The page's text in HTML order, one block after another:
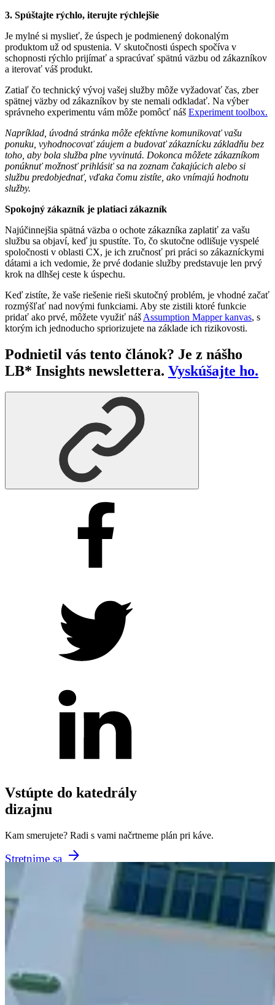
3. Spúštajte rýchlo, iterujte rýchlejšie
Je mylné si myslieť, že úspech je podmienený dokonalým
produktom už od spustenia. V skutočnosti úspech spočíva v
schopnosti rýchlo prijímať a spracúvať spätnú väzbu od zákazníkov
a iterovať váš produkt.
Zatiaľ čo technický vývoj vašej služby môže vyžadovať čas, zber
spätnej väzby od zákazníkov by ste nemali odkladať. Na výber
správneho experimentu vám môže pomôcť náš Experiment toolbox.
Napríklad, úvodná stránka môže efektívne komunikovať vašu
ponuku, vyhodnocovať záujem a budovať zákaznícku základňu bez
toho, aby bola služba plne vyvinutá. Dokonca môžete zákazníkom
ponúknuť možnosť prihlásiť sa na zoznam čakajúcich alebo si
službu predobjednať, vďaka čomu zistíte, ako vnímajú hodnotu
služby.
Spokojný zákazník je platiaci zákazník
Najúčinnejšia spätná väzba o ochote zákazníka zaplatiť za vašu
službu sa objaví, keď ju spustíte. To, čo skutočne odlišuje vyspelé
spoločnosti v oblasti CX, je ich zručnosť pri práci so zákazníckymi
dátami a ich vedomie, že prvé dodanie služby predstavuje len prvý
krok na dlhšej ceste k úspechu.
Keď zistíte, že vaše riešenie rieši skutočný problém, je vhodné začať
rozmýšľať nad novými funkciami. Aby ste zistili ktoré funkcie
pridať ako prvé, môžete využiť náš Assumption Mapper kanvas, s
ktorým ich jednoducho spriorizujete na základe ich rizikovosti.
Podnietil vás tento článok? Je z nášho
LB* Insights newslettera. Vyskúšajte ho.
Vstúpte do katedrály
dizajnu
Kam smerujete? Radi s vami načrtneme plán pri káve.
Stretnime sa